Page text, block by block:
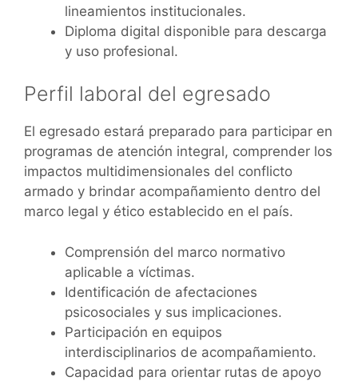
lineamientos institucionales.
Diploma digital disponible para descarga
y uso profesional.
Perfil laboral del egresado
El egresado estará preparado para participar en
programas de atención integral, comprender los
impactos multidimensionales del conflicto
armado y brindar acompañamiento dentro del
marco legal y ético establecido en el país.
Comprensión del marco normativo
aplicable a víctimas.
Identificación de afectaciones
psicosociales y sus implicaciones.
Participación en equipos
interdisciplinarios de acompañamiento.
Capacidad para orientar rutas de apoyo